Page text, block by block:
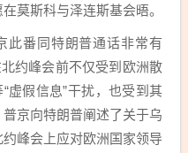
莫斯科与泽连斯基会晤。
此番同特朗普通话非常有
约峰会前不仅受到欧洲散
虚假信息”干扰，也受到其
京向特朗普阐述了关于乌
峰会上应对欧洲国家领导